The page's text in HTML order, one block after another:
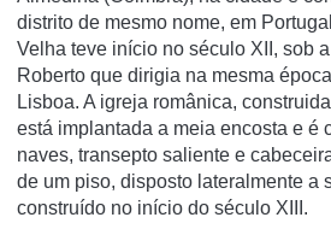
distrito de mesmo nome, em
Velha teve início no século XII, sob
Roberto que dirigia na mesma
Lisboa. A igreja românica,
está implantada a meia encosta e é
naves, transepto saliente e
de um piso, disposto lateralmente a
construído no início do século XIII.